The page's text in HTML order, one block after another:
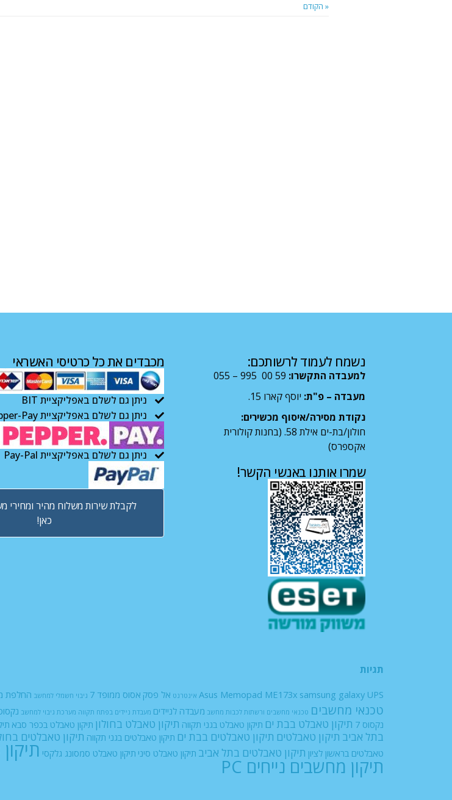
« הקודם
נשמח לעמוד לרשותכם:
למעבדה התקשרו: 59 00 995 – 055
מעבדה – פ"ת: יוסף קארו 15.
נקודת מסירה/איסוף מכשירים:
חולון/בת-ים אילת 58. (בחנות קולורית
אקספרס)
שמרו אותנו באנשי הקשר!
מכבדים את כל כרטיסי האשראי
ניתן גם לשלם באפליקציית BIT
ניתן גם לשלם באפליקציית Pepper-Pay
ניתן גם לשלם באפליקציית Pay-Pal
לקבלת שירות משלוח מהיר ומחירי
כאן!
תגיות
Asus Memopad ME173x samsung galaxy UPS אינטרנט אל פסק אסוס ממופד 7 גיבוי חשמלי למחשב החלפת
טכנאי מחשבים טכנאי מחשבים ורשתות לכבות מחשב מעבדה לניידים מעבדת ניידים בפתח תקווה מערכת גיבוי למחשב נקסוס
נקסוס 7
תיקון טאבלט בבת ים תיקון טאבלט בגני תקווה תיקון טאבלט בחולון תיקון טאבלט בכפר סבא
בתל אביב תיקון טאבלטים תיקון טאבלטים בבת ים תיקון טאבלטים בגני תקווה תיקון טאבלטים
טאבלטים בראשון לציון תיקון טאבלטים בתל אביב תיקון טאבלט סיני תיקון טאבלט סמסונג גלקסי
תיקון מחשבים נייחים PC